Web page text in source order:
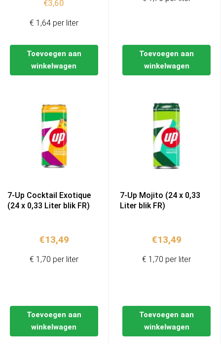
€3,60
Toevoegen aan
winkelwagen
€ 1,64 per liter
Toevoegen aan
winkelwagen
7-Up Cocktail Exotique
(24 x 0,33 Liter blik FR)
€13,49
Toevoegen aan
winkelwagen
€ 1,70 per liter
7-Up Mojito (24 x 0,33
Liter blik FR)
€13,49
Toevoegen aan
winkelwagen
€ 1,70 per liter